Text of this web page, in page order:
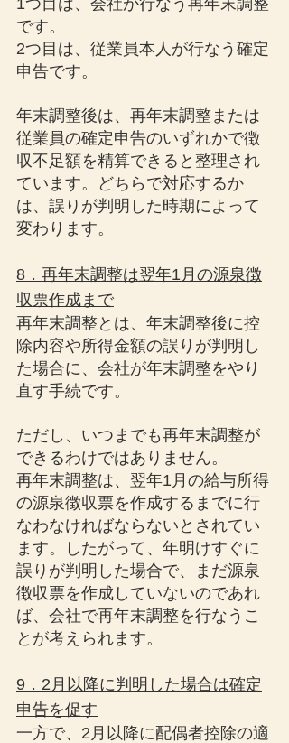
1つ目は、会社が行なう再年末調整
です。
2つ目は、従業員本人が行なう確定
申告です。
年末調整後は、再年末調整または
従業員の確定申告のいずれかで徴
収不足額を精算できると整理され
ています。どちらで対応するか
は、誤りが判明した時期によって
変わります。
8．再年末調整は翌年1月の源泉徴
収票作成まで
再年末調整とは、年末調整後に控
除内容や所得金額の誤りが判明し
た場合に、会社が年末調整をやり
直す手続です。
ただし、いつまでも再年末調整が
できるわけではありません。
再年末調整は、翌年1月の給与所得
の源泉徴収票を作成するまでに行
なわなければならないとされてい
ます。したがって、年明けすぐに
誤りが判明した場合で、まだ源泉
徴収票を作成していないのであれ
ば、会社で再年末調整を行なうこ
とが考えられます。
9．2月以降に判明した場合は確定
申告を促す
一方で、2月以降に配偶者控除の適